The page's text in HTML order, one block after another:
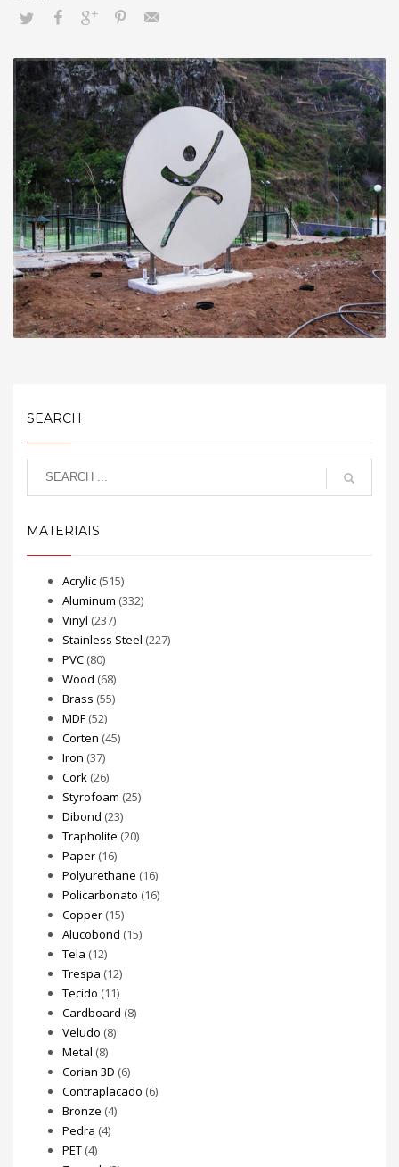
SEARCH
MATERIAIS
Acrylic (515)
Aluminum (332)
Vinyl (237)
Stainless Steel (227)
PVC (80)
Wood (68)
Brass (55)
MDF (52)
Corten (45)
Iron (37)
Cork (26)
Styrofoam (25)
Dibond (23)
Trapholite (20)
Paper (16)
Polyurethane (16)
Policarbonato (16)
Copper (15)
Alucobond (15)
Tela (12)
Trespa (12)
Tecido (11)
Cardboard (8)
Veludo (8)
Metal (8)
Corian 3D (6)
Contraplacado (6)
Bronze (4)
Pedra (4)
PET (4)